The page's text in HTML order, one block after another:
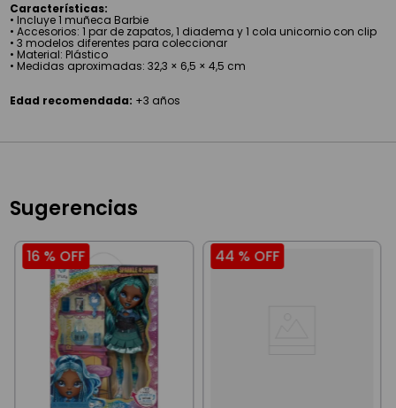
Características:
• Incluye 1 muñeca Barbie
• Accesorios: 1 par de zapatos, 1 diadema y 1 cola unicornio con clip
• 3 modelos diferentes para coleccionar
• Material: Plástico
• Medidas aproximadas: 32,3 × 6,5 × 4,5 cm
Edad recomendada: +3 años
Sugerencias
16 % OFF 44 % OFF